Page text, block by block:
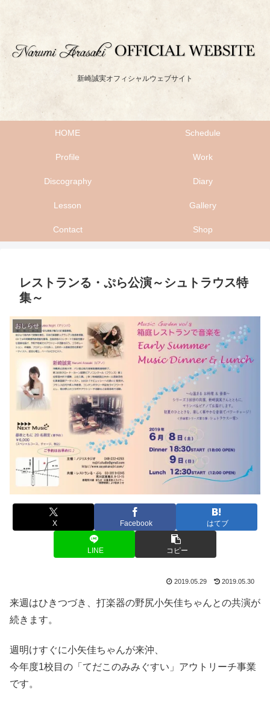
新崎誠実オフィシャルウェブサイト
HOME Schedule
Profile Work
Discography Diary
Lesson Gallery
Contact Shop
レストランる・ぷら公演～シュトラウス特
集～
おしらせ
X Facebook はてブ
LINE コピー
2019.05.29 2019.05.30
来週はひきつづき、打楽器の野尻小矢佳ちゃんとの共演が
続きます。
週明けすぐに小矢佳ちゃんが来沖、
今年度1校目の「てだこのみみぐすい」アウトリーチ事業
です。